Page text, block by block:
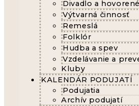
Divadlo a
Výtvarná činnosť
Remeslá
Folklór
Hudba a spev
Vzdelávanie a
Kluby
KALENDÁR PODUJATÍ
Podujatia
Archív podujatí